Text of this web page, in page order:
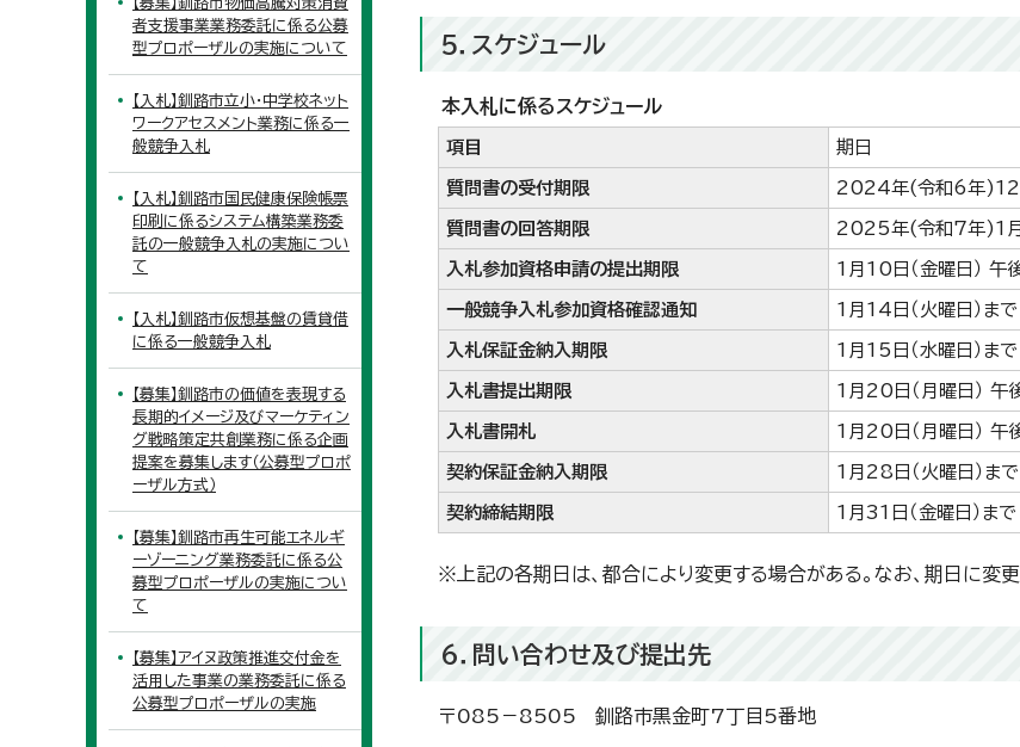
5．スケジュール
本入札に係るスケジュール
項目 期日
質問書の受付期限 2024年(令和6年)12
質問書の回答期限 2025年(令和7年)1月
入札参加資格申請の提出期限 1月10日（金曜日） 午
一般競争入札参加資格確認通知 1月14日（火曜日）まで
入札保証金納入期限 1月15日（水曜日）まで
入札書提出期限 1月20日（月曜日） 午
入札書開札 1月20日（月曜日） 午
契約保証金納入期限 1月28日（火曜日）まで
契約締結期限 1月31日（金曜日）まで
※上記の各期日は、都合により変更する場合がある。なお、期日に変
6．問い合わせ及び提出先
〒085－8505 釧路市黒金町7丁目5番地
者支援事業業務委託に係る公募
型プロポーザルの実施について
【入札】釧路市立小・中学校ネット
ワークアセスメント業務に係る一
般競争入札
【入札】釧路市国民健康保険帳票
印刷に係るシステム構築業務委
託の一般競争入札の実施につい
て
【入札】釧路市仮想基盤の賃貸借
に係る一般競争入札
【募集】釧路市の価値を表現する
長期的イメージ及びマーケティン
グ戦略策定共創業務に係る企画
提案を募集します（公募型プロポ
ーザル方式）
【募集】釧路市再生可能エネルギ
ーゾーニング業務委託に係る公
募型プロポーザルの実施につい
て
【募集】アイヌ政策推進交付金を
活用した事業の業務委託に係る
公募型プロポーザルの実施